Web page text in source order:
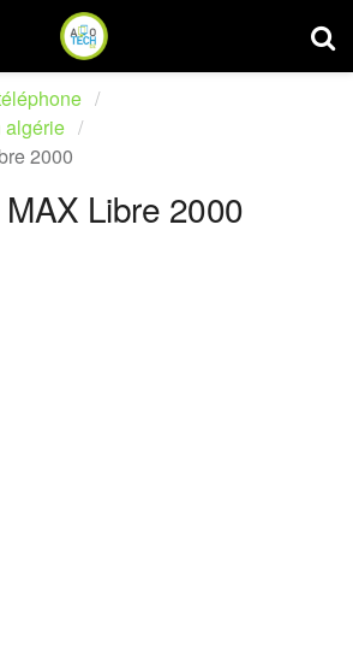
algérie
2000
Libre 2000